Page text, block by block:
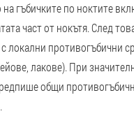
на гъбичките по ноктите
част от нокътя. След
локални противогъбични
лакове). При
общи